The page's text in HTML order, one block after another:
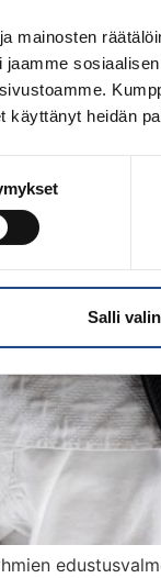
mainosten
käyttänyt heidän
Salli